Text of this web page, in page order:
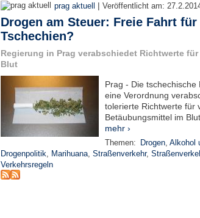
prag aktuell | Veröffentlicht am:
Drogen am Steuer: Freie Fahrt
Tschechien?
Regierung in Prag verabschiedet Richtwerte
Blut
Prag - Die
eine Verordnung
tolerierte Richtwerte für
Betäubungsmittel im
mehr ›
Themen: Drogen, Alkohol
Drogenpolitik, Marihuana, Straßenverkehr,
Verkehrsregeln